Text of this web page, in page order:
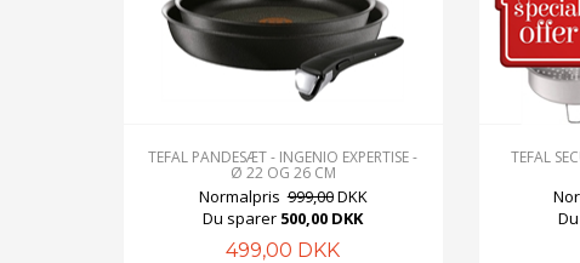
TEFAL PANDESÆT - INGENIO EXPERTISE -
Ø 22 OG 26 CM
Normalpris 999,00DKK
Du sparer 500,00 DKK
499,00 DKK
TEFAL